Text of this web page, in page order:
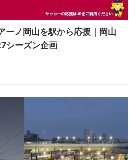
ーノ岡山を駅から応援｜岡山
シーズン企画